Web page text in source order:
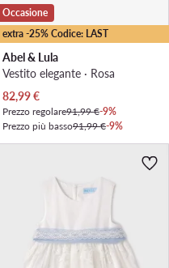
extra -25% Codice: LAST
Occasione
Abel & Lula
Vestito elegante · Rosa
Prezzo attuale
82,99€
Prezzo regolare91,99 €-9%
Prezzo più basso91,99 €-9%